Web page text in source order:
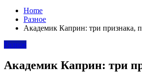
Home
Разное
Академик Каприн: три признака,
Разное
Академик Каприн: три